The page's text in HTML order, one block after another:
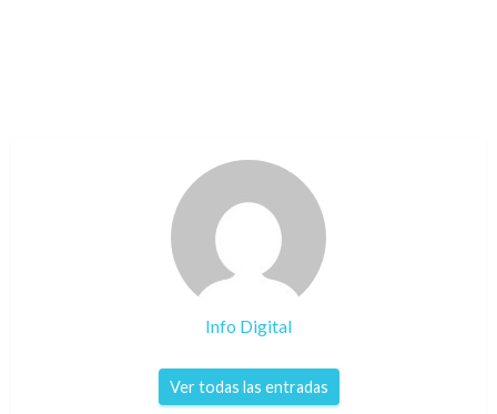
Info Digital
Ver todas las entradas